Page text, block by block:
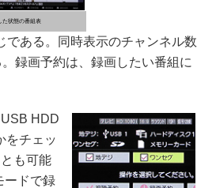
た状態の番組表
ある。同時表示のチャンネル数
録画予約は、録画したい番組に
HDD
をチェッ
も可能
ードで録